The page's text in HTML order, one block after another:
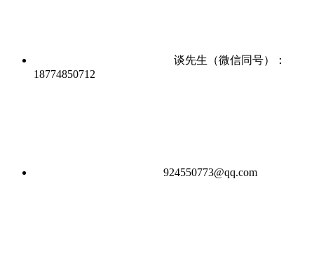
谈先生（微信同号）：
18774850712
924550773@qq.com